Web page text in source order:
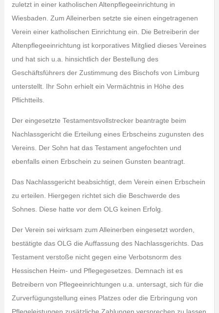
zuletzt in einer katholischen Altenpflegeeinrichtung in
Wiesbaden. Zum Alleinerben setzte sie einen eingetragenen
Verein einer katholischen Einrichtung ein. Die Betreiberin der
Altenpflegeeinrichtung ist korporatives Mitglied dieses Vereines
und hat sich u.a. hinsichtlich der Bestellung des
Geschäftsführers der Zustimmung des Bischofs von Limburg
unterstellt. Ihr Sohn erhielt ein Vermächtnis in Höhe des
Pflichtteils.
Der eingesetzte Testamentsvollstrecker beantragte beim
Nachlassgericht die Erteilung eines Erbscheins zugunsten des
Vereins. Der Sohn hat das Testament angefochten und
ebenfalls einen Erbschein zu seinen Gunsten beantragt.
Das Nachlassgericht beabsichtigt, dem Verein einen Erbschein
zu erteilen. Hiergegen richtet sich die Beschwerde des
Sohnes. Diese hatte vor dem OLG keinen Erfolg.
Der Verein sei wirksam zum Alleinerben eingesetzt worden,
bestätigte das OLG die Auffassung des Nachlassgerichts. Das
Testament verstoße nicht gegen eine Verbotsnorm des
Hessischen Heim- und Pflegegesetzes. Demnach ist es
Betreibern von Pflegeeinrichtungen u.a. untersagt, sich für die
Zurverfügungstellung eines Platzes oder die Erbringung von